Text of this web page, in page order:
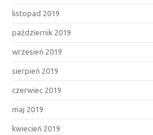
listopad 2019
październik 2019
wrzesień 2019
sierpień 2019
czerwiec 2019
maj 2019
kwiecień 2019